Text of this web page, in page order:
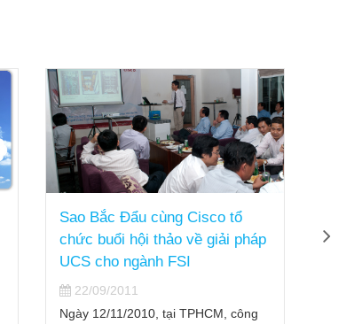
Sao Bắc Đẩu cùng Cisco tổ
chức buổi hội thảo về giải pháp
UCS cho ngành FSI
22/09/2011
Ngày 12/11/2010, tại TPHCM, công
lãnh